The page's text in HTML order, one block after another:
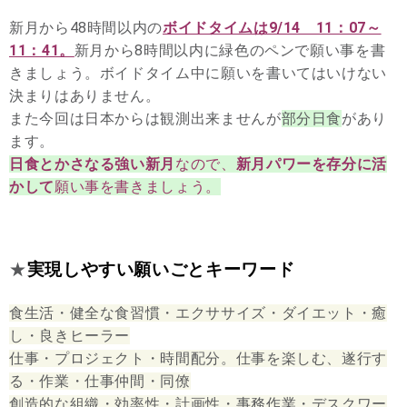
新月から48時間以内のボイドタイムは9/14 11：07～
11：41。 新月から8時間以内に緑色のペンで願い事を書
きましょう。ボイドタイム中に願いを書いてはいけない
決まりはありません。
また今回は日本からは観測出来ませんが部分日食があり
ます。
日食とかさなる強い新月 なので、 新月パワーを存分に活
かして願い事を書きましょう。
★実現しやすい願いごとキーワード
食生活・健全な食習慣・エクササイズ・ダイエット・癒
し・良きヒーラー
仕事・プロジェクト・時間配分。仕事を楽しむ、遂行す
る・作業・仕事仲間・同僚